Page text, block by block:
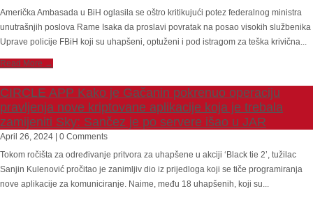
Američka Ambasada u BiH oglasila se oštro kritikujući potez federalnog ministra
unutrašnjih poslova Rame Isaka da proslavi povratak na posao visokih službenika
Uprave policije FBiH koji su uhapšeni, optuženi i pod istragom za teška krivična...
Read More →
CIRCLE APP Kako je Gačanin pokrenuo operaciju
pravljenja nove kriptovane aplikacije koja je trebala
zamijeniti Sky: Sančez je po servere išao u JAR
April 26, 2024 | 0 Comments
Tokom ročišta za određivanje pritvora za uhapšene u akciji ‘Black tie 2’, tužilac
Sanjin Kulenović pročitao je zanimljiv dio iz prijedloga koji se tiče programiranja
nove aplikacije za komuniciranje. Naime, među 18 uhapšenih, koji su...